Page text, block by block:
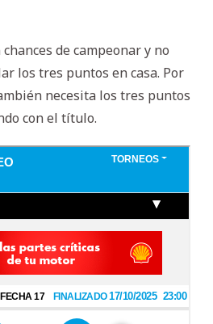
de campeonar y no
los tres puntos en casa. Por
necesita los tres puntos
con el título.